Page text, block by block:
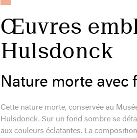
Œuvres
Hulsdonck
Nature morte avec
Cette nature morte, conservée au
Hulsdonck. Sur un fond sombre se
aux couleurs éclatantes. La